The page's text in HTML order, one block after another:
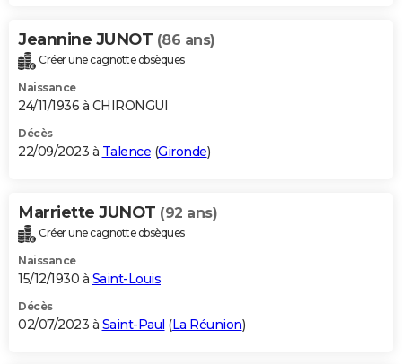
Jeannine JUNOT (86 ans)
Créer une cagnotte obsèques
Naissance
24/11/1936 à CHIRONGUI
Décès
22/09/2023 à Talence (Gironde)
Marriette JUNOT (92 ans)
Créer une cagnotte obsèques
Naissance
15/12/1930 à Saint-Louis
Décès
02/07/2023 à Saint-Paul (La Réunion)